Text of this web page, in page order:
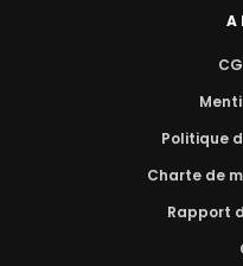
A
Politique
Charte de
Rapport